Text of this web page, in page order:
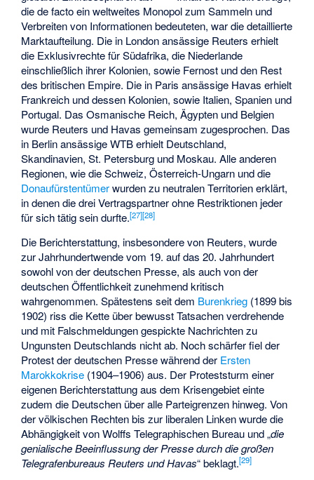
die de facto ein weltweites Monopol zum Sammeln und
Verbreiten von Informationen bedeuteten, war die detaillierte
Marktaufteilung. Die in London ansässige Reuters erhielt
die Exklusivrechte für Südafrika, die Niederlande
einschließlich ihrer Kolonien, sowie Fernost und den Rest
des britischen Empire. Die in Paris ansässige Havas erhielt
Frankreich und dessen Kolonien, sowie Italien, Spanien und
Portugal. Das Osmanische Reich, Ägypten und Belgien
wurde Reuters und Havas gemeinsam zugesprochen. Das
in Berlin ansässige WTB erhielt Deutschland,
Skandinavien, St. Petersburg und Moskau. Alle anderen
Regionen, wie die Schweiz, Österreich-Ungarn und die
Donaufürstentümerwurden zu neutralen Territorien erklärt,
in denen die drei Vertragspartner ohne Restriktionen jeder
für sich tätig sein durfte.[27][28]
Die Berichterstattung, insbesondere von Reuters, wurde
zur Jahrhundertwende vom 19. auf das 20. Jahrhundert
sowohl von der deutschen Presse, als auch von der
deutschen Öffentlichkeit zunehmend kritisch
wahrgenommen. Spätestens seit dem Burenkrieg (1899 bis
1902) riss die Kette über bewusst Tatsachen verdrehende
und mit Falschmeldungen gespickte Nachrichten zu
Ungunsten Deutschlands nicht ab. Noch schärfer fiel der
Protest der deutschen Presse während der Ersten
Marokkokrise (1904–1906) aus. Der Proteststurm einer
eigenen Berichterstattung aus dem Krisengebiet einte
zudem die Deutschen über alle Parteigrenzen hinweg. Von
der völkischen Rechten bis zur liberalen Linken wurde die
Abhängigkeit von Wolffs Telegraphischen Bureau und „die
genialische Beeinflussung der Presse durch die großen
Telegrafenbureaus Reuters und Havas“ beklagt.[29]